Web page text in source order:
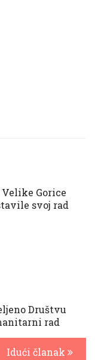
Gorice
svoj rad
Društvu
rad
Idući članak